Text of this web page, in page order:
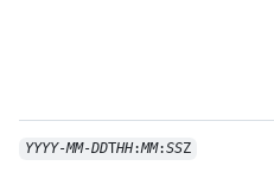
YYYY-MM-DDTHH:MM:SSZ